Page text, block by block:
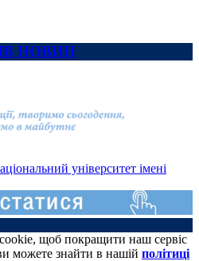
НОВИН
університет імені
щоб покращити наш сервіс
можете знайти в нашій політиці